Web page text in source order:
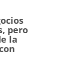
pero
la